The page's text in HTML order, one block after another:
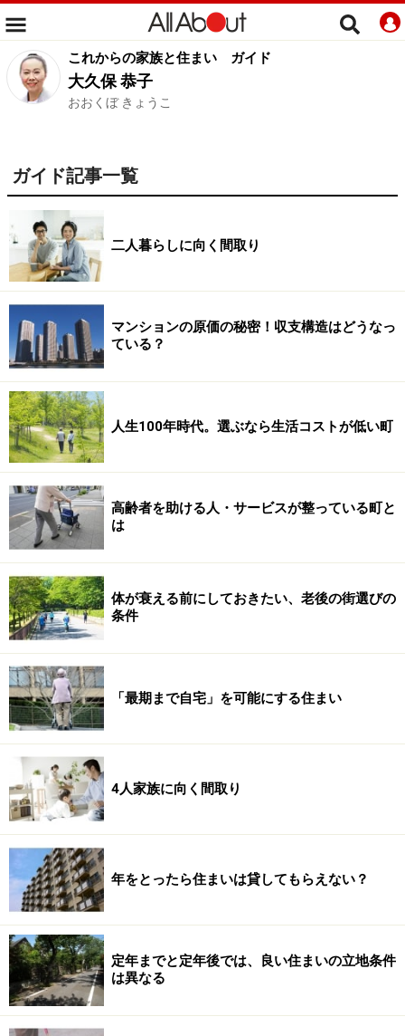
これからの家族と住まい ガイド
大久保 恭子
おおくぼ きょうこ
ガイド記事一覧
二人暮らしに向く間取り
マンションの原価の秘密！収支構造はどうなっ
ている？
人生100年時代。選ぶなら生活コストが低い町
高齢者を助ける人・サービスが整っている町と
は
体が衰える前にしておきたい、老後の街選びの
条件
「最期まで自宅」を可能にする住まい
4人家族に向く間取り
年をとったら住まいは貸してもらえない？
定年までと定年後では、良い住まいの立地条件
は異なる